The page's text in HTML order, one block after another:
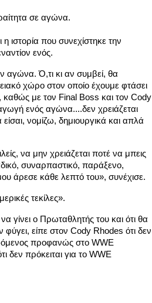
σε αγώνα.
ιστορία που συνεχίστηκε την
ενός.
αγώνα. Ό,τι κι αν συμβεί, θα
χώρο στον οποίο έχουμε φτάσει
καθώς με τον Final Boss και τον Cody
ενός αγώνα....δεν χρειάζεται
νομίζω, δημιουργικά και απλά
να μην χρειάζεται ποτέ να μπεις
συναρπαστικό, παράξενο,
άρεσε κάθε λεπτό του», συνέχισε.
τεκίλες».
γίνει ο Πρωταθλητής του και ότι θα
είπε στον Cody Rhodes ότι δεν
προφανώς στο WWE
πρόκειται για το WWE